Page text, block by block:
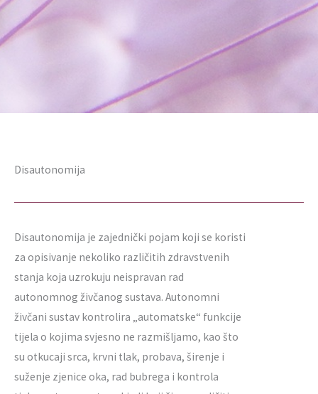
Disautonomija
Disautonomija je zajednički pojam koji se koristi
za opisivanje nekoliko različitih zdravstvenih
stanja koja uzrokuju neispravan rad
autonomnog živčanog sustava. Autonomni
živčani sustav kontrolira „automatske“ funkcije
tijela o kojima svjesno ne razmišljamo, kao što
su otkucaji srca, krvni tlak, probava, širenje i
suženje zjenice oka, rad bubrega i kontrola